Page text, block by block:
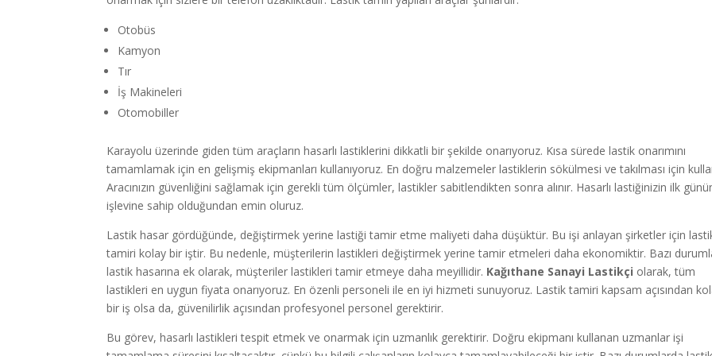
Otobüs
Kamyon
Tır
İş Makineleri
Otomobiller
Karayolu üzerinde giden tüm araçların hasarlı lastiklerini dikkatli bir şekilde onarıyoruz. Kısa sürede lastik onarımını
tamamlamak için en gelişmiş ekipmanları kullanıyoruz. En doğru malzemeler lastiklerin sökülmesi ve takılması için
Aracınızın güvenliğini sağlamak için gerekli tüm ölçümler, lastikler sabitlendikten sonra alınır. Hasarlı lastiğinizin ilk
işlevine sahip olduğundan emin oluruz.
Lastik hasar gördüğünde, değiştirmek yerine lastiği tamir etme maliyeti daha düşüktür. Bu işi anlayan şirketler için
tamiri kolay bir iştir. Bu nedenle, müşterilerin lastikleri değiştirmek yerine tamir etmeleri daha ekonomiktir. Bazı
lastik hasarına ek olarak, müşteriler lastikleri tamir etmeye daha meyillidir. Kağıthane Sanayi Lastikçi olarak, tüm
lastikleri en uygun fiyata onarıyoruz. En özenli personeli ile en iyi hizmeti sunuyoruz. Lastik tamiri kapsam açısından
bir iş olsa da, güvenilirlik açısından profesyonel personel gerektirir.
Bu görev, hasarlı lastikleri tespit etmek ve onarmak için uzmanlık gerektirir. Doğru ekipmanı kullanan uzmanlar işi